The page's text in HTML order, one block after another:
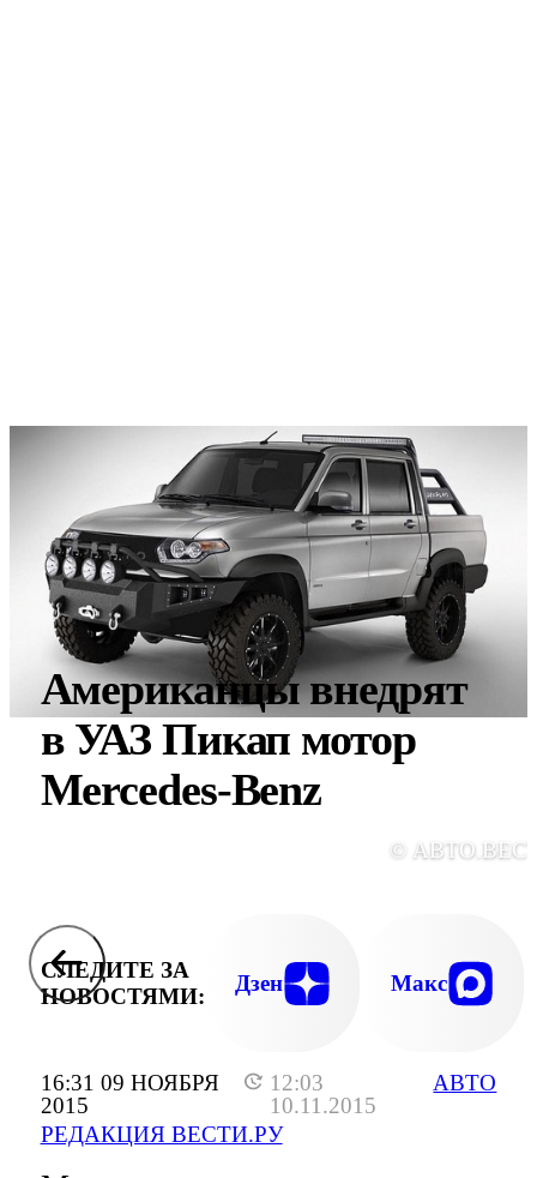
16:31 09 НОЯБРЯ
2015
12:03
10.11.2015
РЕДАКЦИЯ ВЕСТИ.РУ
АВТО
Американцы внедрят
в УАЗ Пикап мотор
Mercedes-Benz
©
СЛЕДИТЕ ЗА
НОВОСТЯМИ:
Дзен Макс